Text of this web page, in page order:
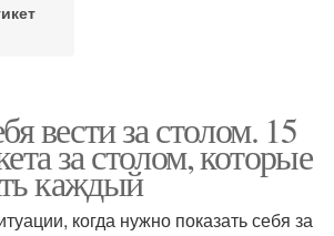
вести за столом. 15
за столом, которые
каждый
когда нужно показать себя за